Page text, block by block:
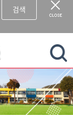
리집입니다.
검색